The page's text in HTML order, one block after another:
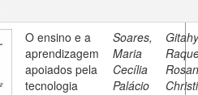
O ensino e a
aprendizagem
apoiados pela
tecnologia
Soares,
Maria
Cecília
Palácio
Rosan